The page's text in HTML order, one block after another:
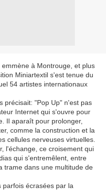
à Montrouge, et plus
Miniartextil s'est tenue du
54 artistes internationaux
"Pop Up" n'est pas
Internet qui s'ouvre pour
Il aparaît pour prolonger,
comme la construction et la
cellules nerveuses virtuelles.
l'échange, ce croisement qui
qui s'entremêlent, entre
trame dans une multitude de
écrasées par la